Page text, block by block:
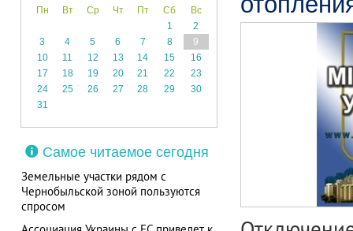
Пн Вт Ср Чт Пт Сб
Вс
1
2
3
4 5 6 7 8
9
10
11 12 13 14 15
16
17
18 19 20 21 22
23
24
25 26 27 28 29
30
31
Самое читаемое сегодня
Земельные участки рядом с
Чернобыльской зоной пользуются
спросом